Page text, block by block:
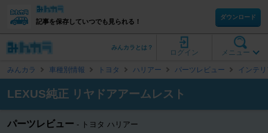
記事を保存していつでも見られる！
ダウンロード
メニュー
ログイン
みんカラとは？
みんカラ 車種別情報 トヨタ ハリアー パーツレビュー インテ
LEXUS純正 リヤドアアームレスト
パーツレビュー トヨタ ハリアー